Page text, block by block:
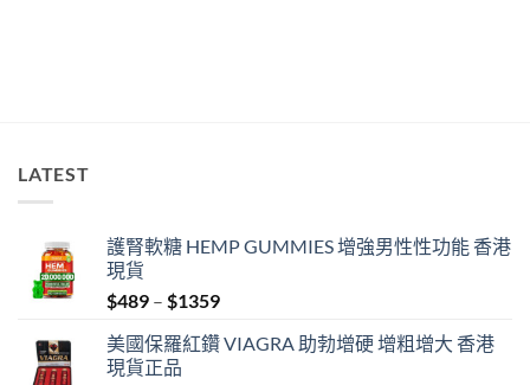
南〉
LATEST
護腎軟糖 HEMP GUMMIES 增強男性性功能 香港
現貨
$489 – $1359Price
$489
美國保羅紅鑽 VIAGRA 助勃增硬 增粗增大 香港
現貨正品